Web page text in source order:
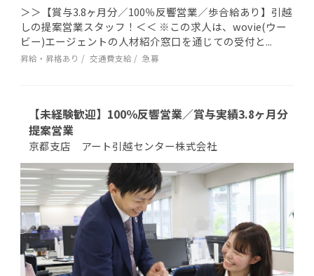
＞＞【賞与3.8ヶ月分／100％反響営業／歩合給あり】引越
しの提案営業スタッフ！＜＜ ※この求人は、wovie(ウー
ビー)エージェントの人材紹介窓口を通じての受付と...
昇給・昇格あり 交通費支給 急募
【未経験歓迎】100％反響営業／賞与実績3.8ヶ月分
提案営業
京都支店 アート引越センター株式会社